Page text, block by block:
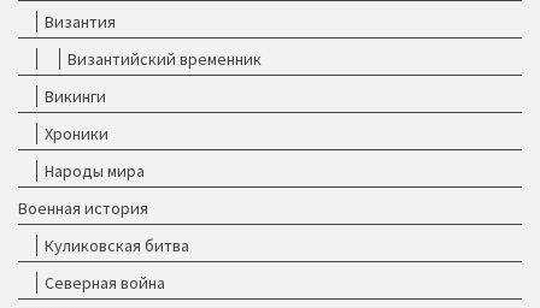
Византия
Византийский временник
Викинги
Хроники
Народы мира
Военная история
Куликовская битва
Северная война